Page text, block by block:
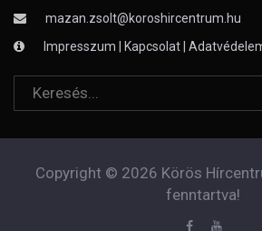
mazan.zsolt@koroshircentrum.hu
Impresszum
Kapcsolat
Copyright © 2026 Körös
fenntartva!